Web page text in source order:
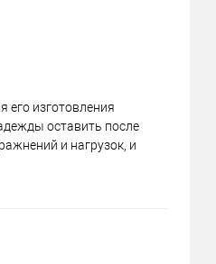
его изготовления
оставить после
и нагрузок, и